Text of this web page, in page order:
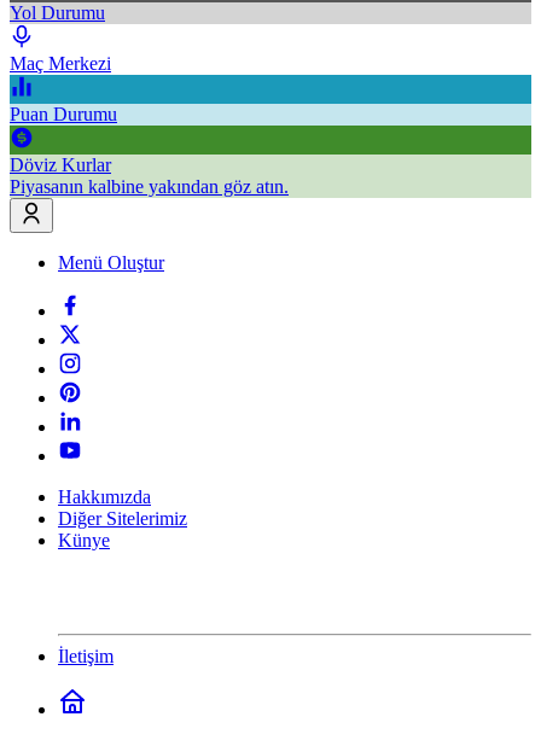
Yol Durumu
Maç Merkezi
Puan Durumu
Döviz Kurlar
Piyasanın kalbine yakından göz atın.
Menü Oluştur
Hakkımızda
Diğer Sitelerimiz
Künye
İletişim